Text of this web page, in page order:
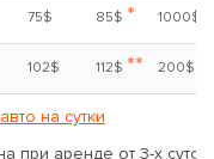
75$ 85$ * 1000$
102$ 112$ ** 200$
на сутки
при аренде от 3-х суток